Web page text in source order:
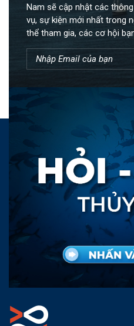
Nam sẽ cập nhật các
vụ, sự kiện mới nhất trong
thể tham gia, các cơ hội